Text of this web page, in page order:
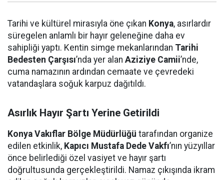
Tarihi ve kültürel mirasıyla öne çıkan Konya, asırlardır
süregelen anlamlı bir hayır geleneğine daha ev
sahipliği yaptı. Kentin simge mekanlarından Tarihi
Bedesten Çarşısı’nda yer alan Aziziye Camii’nde,
cuma namazının ardından cemaate ve çevredeki
vatandaşlara soğuk karpuz dağıtıldı.
Asırlık Hayır Şartı Yerine Getirildi
Konya Vakıflar Bölge Müdürlüğü tarafından organize
edilen etkinlik, Kapıcı Mustafa Dede Vakfı’nın yüzyıllar
önce belirlediği özel vasiyet ve hayır şartı
doğrultusunda gerçekleştirildi. Namaz çıkışında ikram